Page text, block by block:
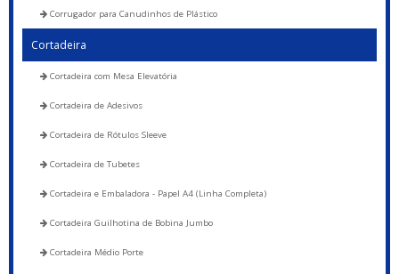
Corrugador para Canudinhos de Plástico
Cortadeira
Cortadeira com Mesa Elevatória
Cortadeira de Adesivos
Cortadeira de Rótulos Sleeve
Cortadeira de Tubetes
Cortadeira e Embaladora - Papel A4 (Linha Completa)
Cortadeira Guilhotina de Bobina Jumbo
Cortadeira Médio Porte